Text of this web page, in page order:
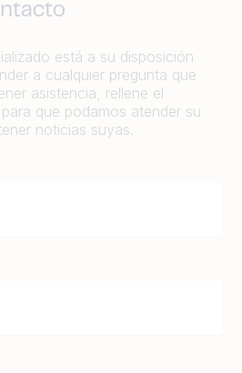
está a su disposición
a cualquier pregunta que
asistencia, rellene el
para que podamos atender su
noticias suyas.